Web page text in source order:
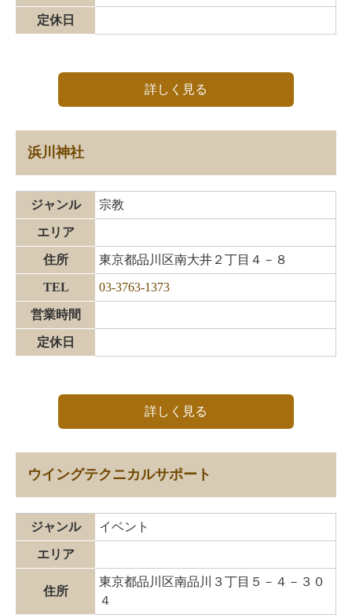
定休日
詳しく見る
浜川神社
ジャンル 宗教
エリア
住所 東京都品川区南大井２丁目４－８
TEL 03-3763-1373
営業時間
定休日
詳しく見る
ウイングテクニカルサポート
ジャンル イベント
エリア
住所
東京都品川区南品川３丁目５－４－３０
４